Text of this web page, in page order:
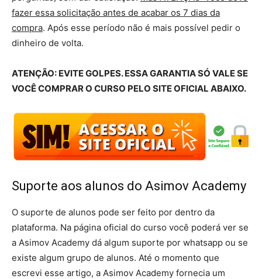
fazer essa solicitação antes de acabar os 7 dias da
compra. Após esse período não é mais possível pedir o
dinheiro de volta.
ATENÇÃO: EVITE GOLPES. ESSA GARANTIA SÓ VALE SE
VOCÊ COMPRAR O CURSO PELO SITE OFICIAL ABAIXO.
Suporte aos alunos do Asimov Academy
O suporte de alunos pode ser feito por dentro da
plataforma. Na página oficial do curso você poderá ver se
a Asimov Academy dá algum suporte por whatsapp ou se
existe algum grupo de alunos. Até o momento que
escrevi esse artigo, a Asimov Academy fornecia um